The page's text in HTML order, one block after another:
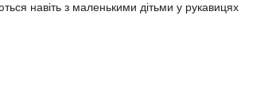
навіть з маленькими дітьми у рукавицях